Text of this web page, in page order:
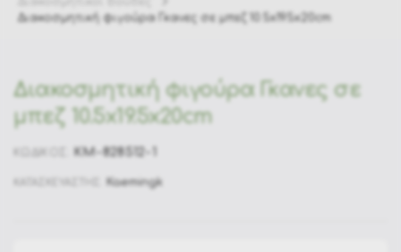
Διακοσμητική φιγούρα Γκανες σε μπεζ 10.5x19.5x20cm
Διακοσμητική φιγούρα Γκανες σε
μπεζ 10.5x19.5x20cm
KM-828512-1
Kaemingk